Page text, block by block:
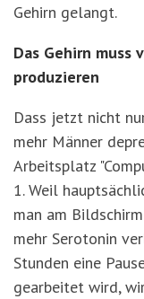
Gehirn gelangt.
Das Gehirn
produzieren
Dass jetzt nicht
mehr Männer
Arbeitsplatz
1. Weil
man am
mehr Serotonin
Stunden eine
gearbeitet wird,